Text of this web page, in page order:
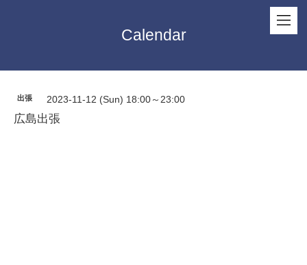
Calendar
出張 2023-11-12 (Sun) 18:00～23:00
広島出張